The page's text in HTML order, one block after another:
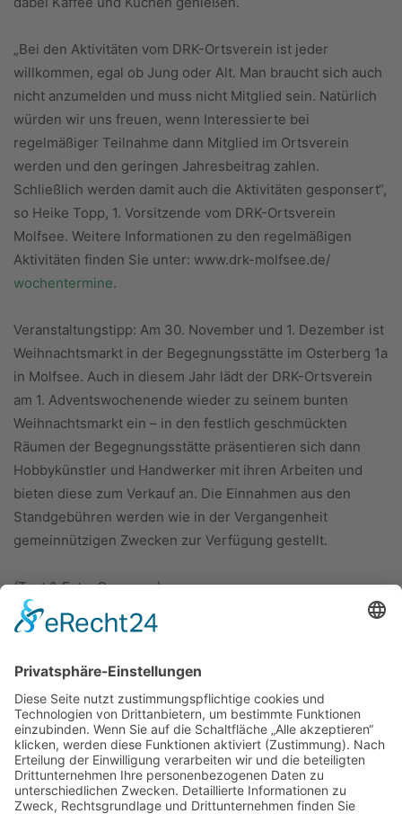
„Bei den Aktivitäten vom DRK-Ortsverein ist jeder
willkommen, egal ob Jung oder Alt. Man braucht sich auch
nicht anzumelden und muss nicht Mitglied sein. Natürlich
würden wir uns freuen, wenn Interessierte bei
regelmäßiger Teilnahme dann Mitglied im Ortsverein
werden und den geringen Jahresbeitrag zahlen.
Schließlich werden damit auch die Aktivitäten gesponsert“,
so Heike Topp, 1. Vorsitzende vom DRK-Ortsverein
Molfsee. Weitere Informationen zu den regelmäßigen
Aktivitäten finden Sie unter: www.drk-molfsee.de/
wochentermine.
Veranstaltungstipp: Am 30. November und 1. Dezember ist
Weihnachtsmarkt in der Begegnungsstätte im Osterberg 1a
in Molfsee. Auch in diesem Jahr lädt der DRK-Ortsverein
am 1. Adventswochenende wieder zu seinem bunten
Weihnachtsmarkt ein – in den festlich geschmückten
Räumen der Begegnungsstätte präsentieren sich dann
Hobbykünstler und Handwerker mit ihren Arbeiten und
bieten diese zum Verkauf an. Die Einnahmen aus den
Standgebühren werden wie in der Vergangenheit
gemeinnützigen Zwecken zur Verfügung gestellt.
(Text & Foto: Goymann)
ÜBER UNS